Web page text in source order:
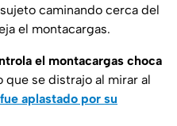
caminando cerca del
el montacargas.
el montacargas choca
que se distrajo al mirar al
fue aplastado por su